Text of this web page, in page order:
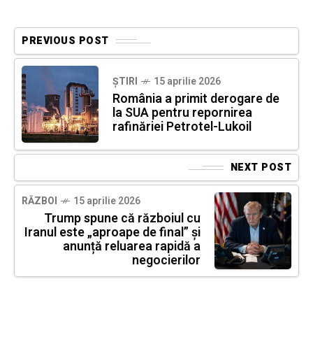
PREVIOUS POST
ȘTIRI 15 aprilie 2026
România a primit derogare de
la SUA pentru repornirea
rafinăriei Petrotel-Lukoil
NEXT POST
RĂZBOI 15 aprilie 2026
Trump spune că războiul cu
Iranul este „aproape de final” și
anunță reluarea rapidă a
negocierilor